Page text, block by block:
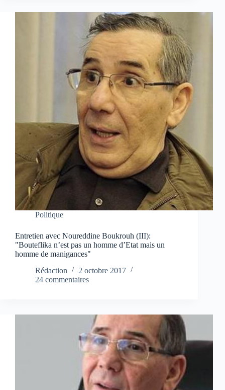
Politique
Entretien avec Noureddine Boukrouh (III):
"Bouteflika n’est pas un homme d’Etat mais un
homme de manigances"
Rédaction
2 octobre 2017
24 commentaires